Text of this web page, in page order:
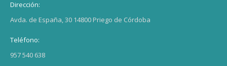
Dirección:
Avda. de España, 30 14800 Priego de Córdoba
Teléfono:
957 540 638